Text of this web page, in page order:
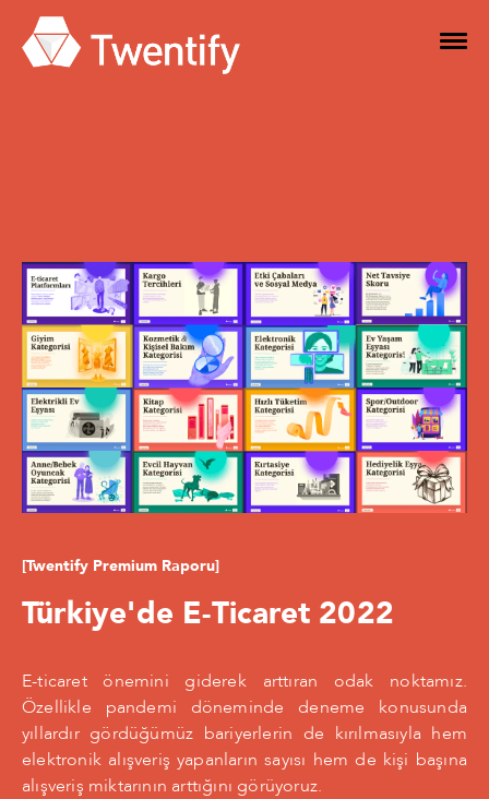
[Twentify Premium Raporu]
Türkiye'de E-Ticaret 2022
E-ticaret önemini giderek arttıran odak noktamız.
Özellikle pandemi döneminde deneme konusunda
yıllardır gördüğümüz bariyerlerin de kırılmasıyla hem
elektronik alışveriş yapanların sayısı hem de kişi başına
alışveriş miktarının arttığını görüyoruz.